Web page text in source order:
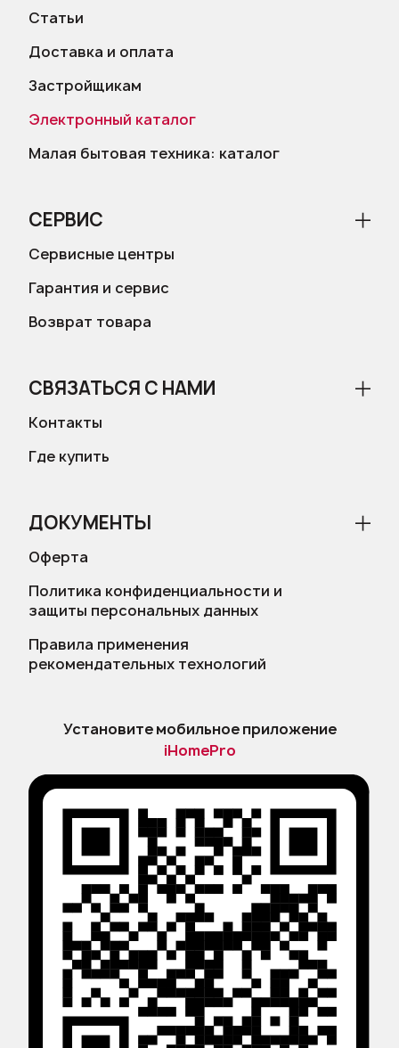
Статьи
Доставка и оплата
Застройщикам
Электронный каталог
Малая бытовая техника: каталог
СЕРВИС
Сервисные центры
Гарантия и сервис
Возврат товара
СВЯЗАТЬСЯ С НАМИ
Контакты
Где купить
ДОКУМЕНТЫ
Оферта
Политика конфиденциальности и
защиты персональных данных
Правила применения
рекомендательных технологий
Установите мобильное приложение
iHomePro